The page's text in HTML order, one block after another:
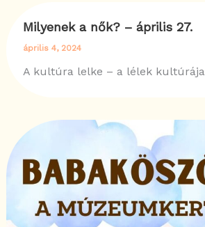
Milyenek a nők? – április 27.
április 4, 2024
A kultúra lelke – a lélek kultúrája